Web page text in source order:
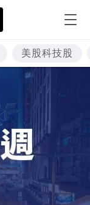
美股科技股